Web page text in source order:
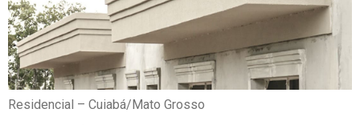
Residencial – Cuiabá/Mato Grosso